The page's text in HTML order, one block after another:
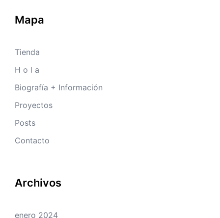
Mapa
Tienda
H o l a
Biografía + Información
Proyectos
Posts
Contacto
Archivos
enero 2024